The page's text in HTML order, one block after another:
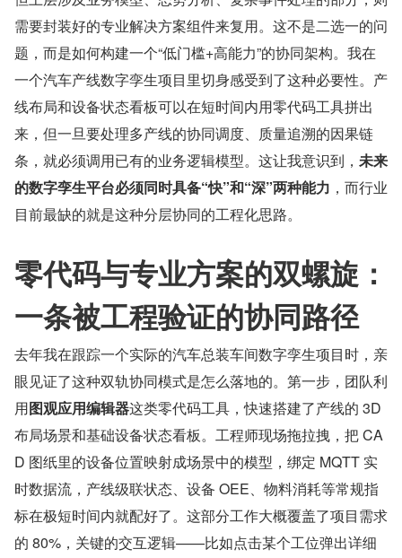
需要封装好的专业解决方案组件来复用。这不是二选一的问
题，而是如何构建一个“低门槛+高能力”的协同架构。我在
一个汽车产线数字孪生项目里切身感受到了这种必要性。产
线布局和设备状态看板可以在短时间内用零代码工具拼出
来，但一旦要处理多产线的协同调度、质量追溯的因果链
条，就必须调用已有的业务逻辑模型。这让我意识到， 未来
的数字孪生平台必须同时具备“快”和“深”两种能力 ，而行业
目前最缺的就是这种分层协同的工程化思路。
零代码与专业方案的双螺旋：
一条被工程验证的协同路径
去年我在跟踪一个实际的汽车总装车间数字孪生项目时，亲
眼见证了这种双轨协同模式是怎么落地的。第一步，团队利
用图观应用编辑器这类零代码工具，快速搭建了产线的 3D
布局场景和基础设备状态看板。工程师现场拖拉拽，把 CA
D 图纸里的设备位置映射成场景中的模型，绑定 MQTT 实
时数据流，产线级联状态、设备 OEE、物料消耗等常规指
标在极短时间内就配好了。这部分工作大概覆盖了项目需求
的 80%，关键的交互逻辑——比如点击某个工位弹出详细